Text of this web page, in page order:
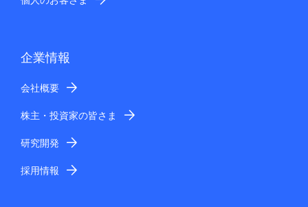
企業情報
会社概要
株主・投資家の皆さま
研究開発
採用情報